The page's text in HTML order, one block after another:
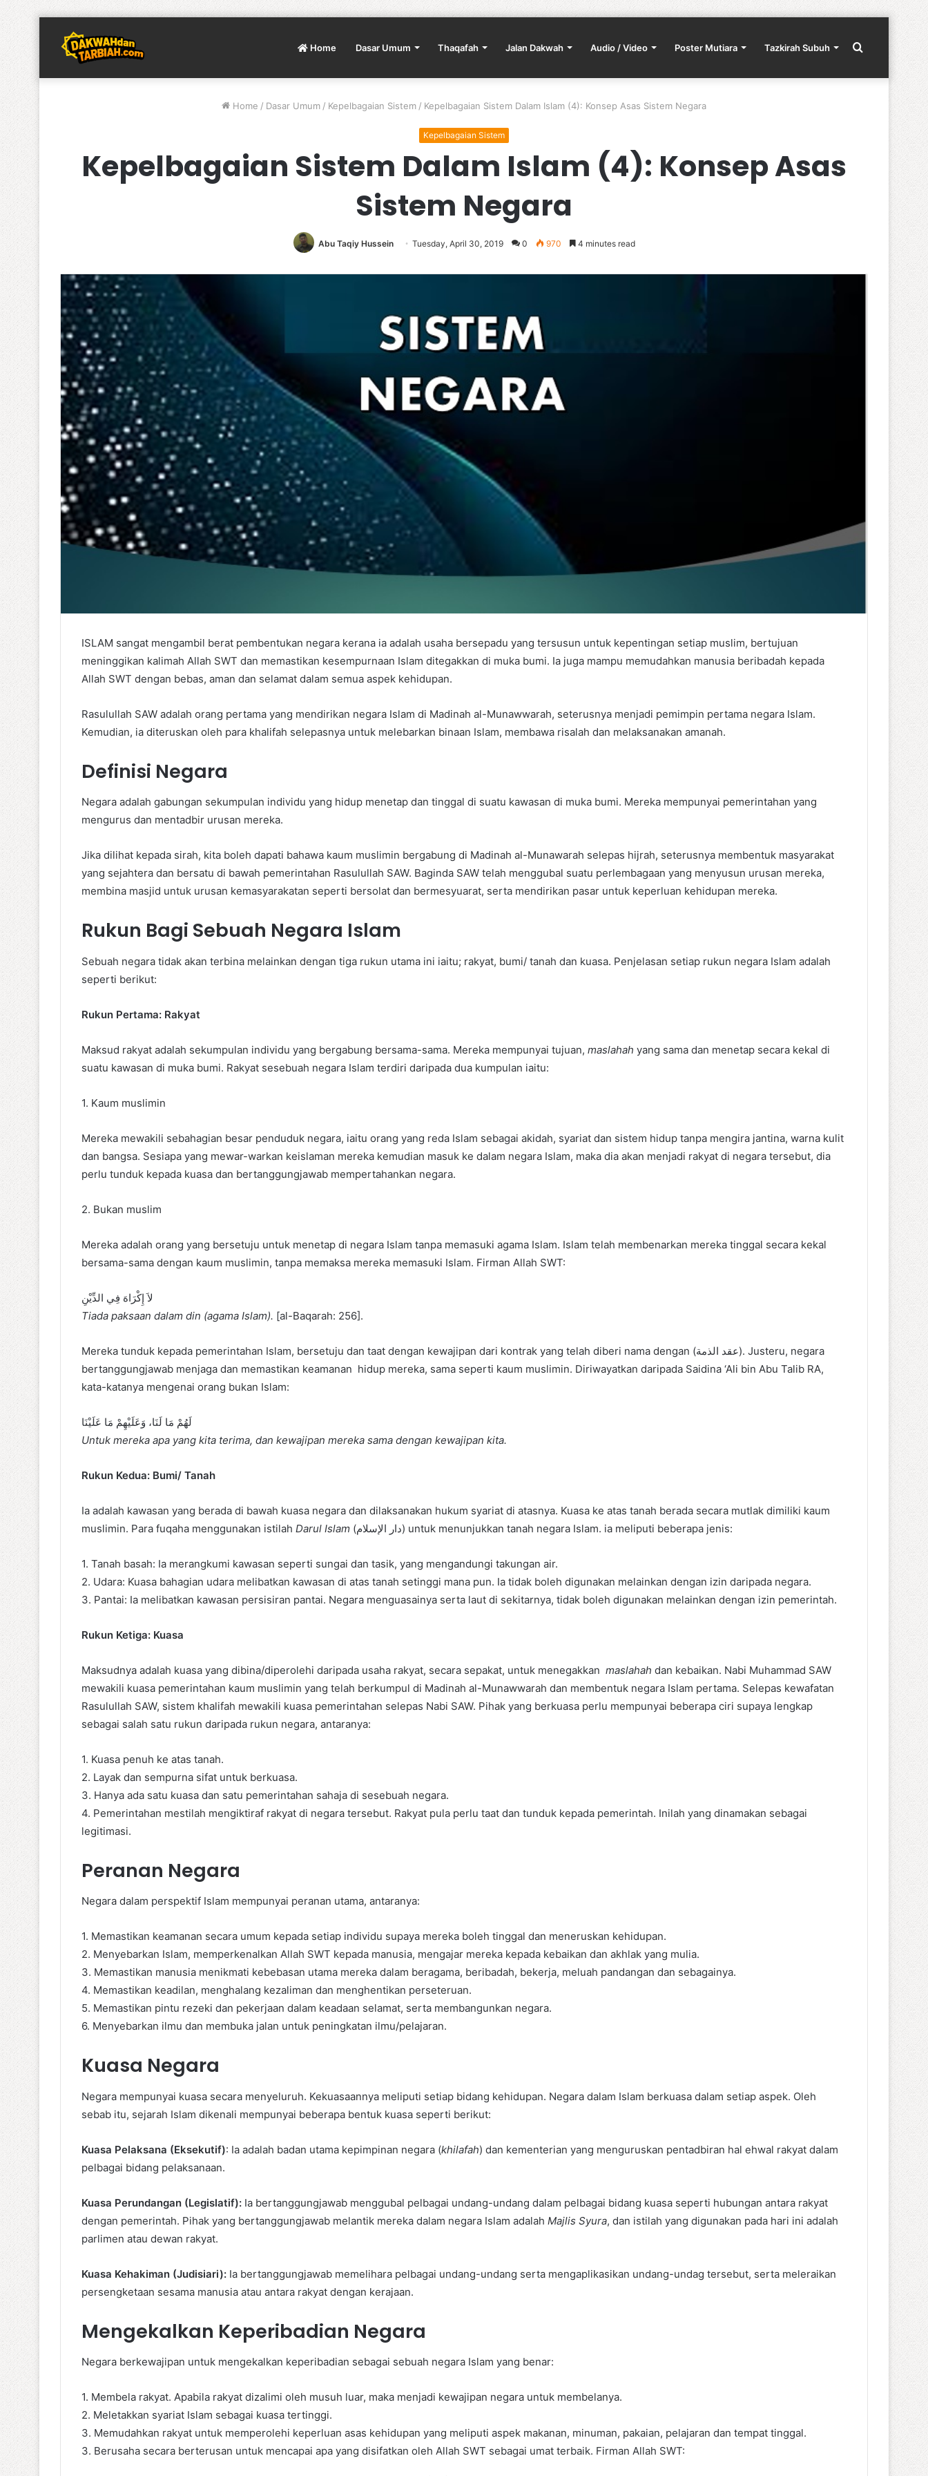
Home Dasar Umum Thaqafah Jalan Dakwah Audio / Video Poster Mutiara Tazkirah Subuh Search
Home / Dasar Umum / Kepelbagaian Sistem / Kepelbagaian Sistem Dalam Islam (4): Konsep Asas Sistem Negara
Kepelbagaian Sistem
Kepelbagaian Sistem Dalam Islam (4): Konsep Asas
Sistem Negara
Abu Taqiy Hussein Tuesday, April 30, 2019 0 970 4 minutes read
ISLAM sangat mengambil berat pembentukan negara kerana ia adalah usaha bersepadu yang tersusun untuk kepentingan setiap muslim, bertujuan
meninggikan kalimah Allah SWT dan memastikan kesempurnaan Islam ditegakkan di muka bumi. Ia juga mampu memudahkan manusia beribadah kepada
Allah SWT dengan bebas, aman dan selamat dalam semua aspek kehidupan.
Rasulullah SAW adalah orang pertama yang mendirikan negara Islam di Madinah al-Munawwarah, seterusnya menjadi pemimpin pertama negara Islam.
Kemudian, ia diteruskan oleh para khalifah selepasnya untuk melebarkan binaan Islam, membawa risalah dan melaksanakan amanah.
Definisi Negara
Negara adalah gabungan sekumpulan individu yang hidup menetap dan tinggal di suatu kawasan di muka bumi. Mereka mempunyai pemerintahan yang
mengurus dan mentadbir urusan mereka.
Jika dilihat kepada sirah, kita boleh dapati bahawa kaum muslimin bergabung di Madinah al-Munawarah selepas hijrah, seterusnya membentuk masyarakat
yang sejahtera dan bersatu di bawah pemerintahan Rasulullah SAW. Baginda SAW telah menggubal suatu perlembagaan yang menyusun urusan mereka,
membina masjid untuk urusan kemasyarakatan seperti bersolat dan bermesyuarat, serta mendirikan pasar untuk keperluan kehidupan mereka.
Rukun Bagi Sebuah Negara Islam
Sebuah negara tidak akan terbina melainkan dengan tiga rukun utama ini iaitu; rakyat, bumi/ tanah dan kuasa. Penjelasan setiap rukun negara Islam adalah
seperti berikut:
Rukun Pertama: Rakyat
Maksud rakyat adalah sekumpulan individu yang bergabung bersama-sama. Mereka mempunyai tujuan, maslahah yang sama dan menetap secara kekal di
suatu kawasan di muka bumi. Rakyat sesebuah negara Islam terdiri daripada dua kumpulan iaitu:
1. Kaum muslimin
Mereka mewakili sebahagian besar penduduk negara, iaitu orang yang reda Islam sebagai akidah, syariat dan sistem hidup tanpa mengira jantina, warna kulit
dan bangsa. Sesiapa yang mewar-warkan keislaman mereka kemudian masuk ke dalam negara Islam, maka dia akan menjadi rakyat di negara tersebut, dia
perlu tunduk kepada kuasa dan bertanggungjawab mempertahankan negara.
2. Bukan muslim
Mereka adalah orang yang bersetuju untuk menetap di negara Islam tanpa memasuki agama Islam. Islam telah membenarkan mereka tinggal secara kekal
bersama-sama dengan kaum muslimin, tanpa memaksa mereka memasuki Islam. Firman Allah SWT:
لاَ إِكْرَاهَ فِي الدِّيْنِ
Tiada paksaan dalam din (agama Islam). [al-Baqarah: 256].
Mereka tunduk kepada pemerintahan Islam, bersetuju dan taat dengan kewajipan dari kontrak yang telah diberi nama dengan (عقد الذمة). Justeru, negara
bertanggungjawab menjaga dan memastikan keamanan hidup mereka, sama seperti kaum muslimin. Diriwayatkan daripada Saidina ‘Ali bin Abu Talib RA,
kata-katanya mengenai orang bukan Islam:
لَهُمْ مَا لَنَا، وَعَلَيْهِمْ مَا عَلَيْنَا
Untuk mereka apa yang kita terima, dan kewajipan mereka sama dengan kewajipan kita.
Rukun Kedua: Bumi/ Tanah
Ia adalah kawasan yang berada di bawah kuasa negara dan dilaksanakan hukum syariat di atasnya. Kuasa ke atas tanah berada secara mutlak dimiliki kaum
muslimin. Para fuqaha menggunakan istilah Darul Islam (دار الإسلام) untuk menunjukkan tanah negara Islam. ia meliputi beberapa jenis:
1. Tanah basah: Ia merangkumi kawasan seperti sungai dan tasik, yang mengandungi takungan air.
2. Udara: Kuasa bahagian udara melibatkan kawasan di atas tanah setinggi mana pun. Ia tidak boleh digunakan melainkan dengan izin daripada negara.
3. Pantai: Ia melibatkan kawasan persisiran pantai. Negara menguasainya serta laut di sekitarnya, tidak boleh digunakan melainkan dengan izin pemerintah.
Rukun Ketiga: Kuasa
Maksudnya adalah kuasa yang dibina/diperolehi daripada usaha rakyat, secara sepakat, untuk menegakkan maslahah dan kebaikan. Nabi Muhammad SAW
mewakili kuasa pemerintahan kaum muslimin yang telah berkumpul di Madinah al-Munawwarah dan membentuk negara Islam pertama. Selepas kewafatan
Rasulullah SAW, sistem khalifah mewakili kuasa pemerintahan selepas Nabi SAW. Pihak yang berkuasa perlu mempunyai beberapa ciri supaya lengkap
sebagai salah satu rukun daripada rukun negara, antaranya:
1. Kuasa penuh ke atas tanah.
2. Layak dan sempurna sifat untuk berkuasa.
3. Hanya ada satu kuasa dan satu pemerintahan sahaja di sesebuah negara.
4. Pemerintahan mestilah mengiktiraf rakyat di negara tersebut. Rakyat pula perlu taat dan tunduk kepada pemerintah. Inilah yang dinamakan sebagai
legitimasi.
Peranan Negara
Negara dalam perspektif Islam mempunyai peranan utama, antaranya:
1. Memastikan keamanan secara umum kepada setiap individu supaya mereka boleh tinggal dan meneruskan kehidupan.
2. Menyebarkan Islam, memperkenalkan Allah SWT kepada manusia, mengajar mereka kepada kebaikan dan akhlak yang mulia.
3. Memastikan manusia menikmati kebebasan utama mereka dalam beragama, beribadah, bekerja, meluah pandangan dan sebagainya.
4. Memastikan keadilan, menghalang kezaliman dan menghentikan perseteruan.
5. Memastikan pintu rezeki dan pekerjaan dalam keadaan selamat, serta membangunkan negara.
6. Menyebarkan ilmu dan membuka jalan untuk peningkatan ilmu/pelajaran.
Kuasa Negara
Negara mempunyai kuasa secara menyeluruh. Kekuasaannya meliputi setiap bidang kehidupan. Negara dalam Islam berkuasa dalam setiap aspek. Oleh
sebab itu, sejarah Islam dikenali mempunyai beberapa bentuk kuasa seperti berikut:
Kuasa Pelaksana (Eksekutif): Ia adalah badan utama kepimpinan negara (khilafah) dan kementerian yang menguruskan pentadbiran hal ehwal rakyat dalam
pelbagai bidang pelaksanaan.
Kuasa Perundangan (Legislatif): Ia bertanggungjawab menggubal pelbagai undang-undang dalam pelbagai bidang kuasa seperti hubungan antara rakyat
dengan pemerintah. Pihak yang bertanggungjawab melantik mereka dalam negara Islam adalah Majlis Syura, dan istilah yang digunakan pada hari ini adalah
parlimen atau dewan rakyat.
Kuasa Kehakiman (Judisiari): Ia bertanggungjawab memelihara pelbagai undang-undang serta mengaplikasikan undang-undag tersebut, serta meleraikan
persengketaan sesama manusia atau antara rakyat dengan kerajaan.
Mengekalkan Keperibadian Negara
Negara berkewajipan untuk mengekalkan keperibadian sebagai sebuah negara Islam yang benar:
1. Membela rakyat. Apabila rakyat dizalimi oleh musuh luar, maka menjadi kewajipan negara untuk membelanya.
2. Meletakkan syariat Islam sebagai kuasa tertinggi.
3. Memudahkan rakyat untuk memperolehi keperluan asas kehidupan yang meliputi aspek makanan, minuman, pakaian, pelajaran dan tempat tinggal.
3. Berusaha secara berterusan untuk mencapai apa yang disifatkan oleh Allah SWT sebagai umat terbaik. Firman Allah SWT: